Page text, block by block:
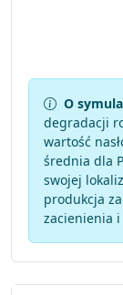
O
degradacji
wartość
średnia dla
swojej
produkcja
zacienienia